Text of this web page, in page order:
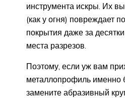
инструмента искры. Их
(как у огня) повреждает
покрытия даже за
места разрезов.
Поэтому, если уж вам
металлопрофиль именно
замените абразивный